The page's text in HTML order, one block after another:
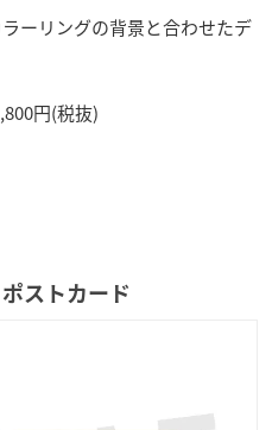
ーリングの背景と合わせたデ
円(税抜)
ストカード